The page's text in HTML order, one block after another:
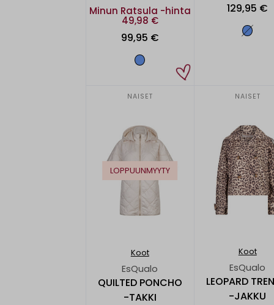
Minun Ratsula -hinta
49,98 €
99,95 €
129,95 €
NAISET
LOPPUUNMYYTY
Koot
EsQualo
QUILTED PONCHO
-TAKKI
NAISET
Koot
EsQualo
LEOPARD
-JAKKU